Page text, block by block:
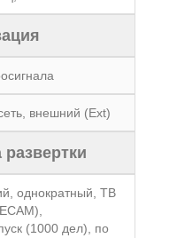
внешний (Ext)
однократный, ТВ
(1000 дел), по